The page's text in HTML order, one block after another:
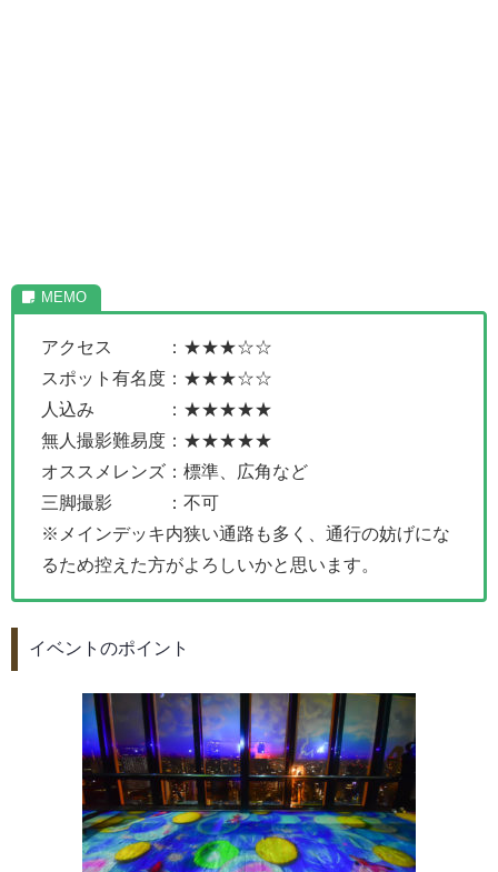
アクセス ：★★★☆☆
スポット有名度：★★★☆☆
人込み ：★★★★★
無人撮影難易度：★★★★★
オススメレンズ：標準、広角など
三脚撮影 ：不可
※メインデッキ内狭い通路も多く、通行の妨げにな
るため控えた方がよろしいかと思います。
イベントのポイント